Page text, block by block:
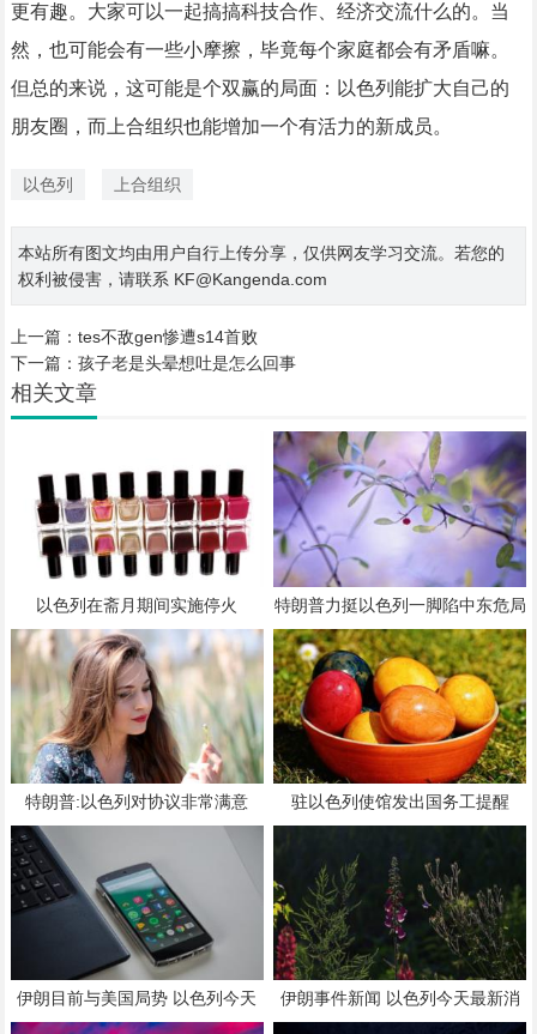
更有趣。大家可以一起搞搞科技合作、经济交流什么的。当
然，也可能会有一些小摩擦，毕竟每个家庭都会有矛盾嘛。
但总的来说，这可能是个双赢的局面：以色列能扩大自己的
朋友圈，而上合组织也能增加一个有活力的新成员。
以色列 上合组织
本站所有图文均由用户自行上传分享，仅供网友学习交流。若您的
权利被侵害，请联系 KF@Kangenda.com
上一篇： tes不敌gen惨遭s14首败
下一篇： 孩子老是头晕想吐是怎么回事
相关文章
以色列在斋月期间实施停火 特朗普力挺以色列一脚陷中东危局
特朗普:以色列对协议非常满意 驻以色列使馆发出国务工提醒
伊朗目前与美国局势 以色列今天
最新消息
伊朗事件新闻 以色列今天最新消
息